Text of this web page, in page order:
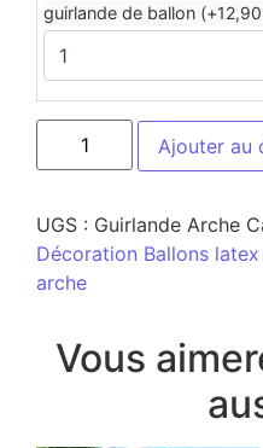
guirlande de ballon (+12,90
Ajouter au
UGS : Guirlande Arche
Décoration Ballons
arche
Vous